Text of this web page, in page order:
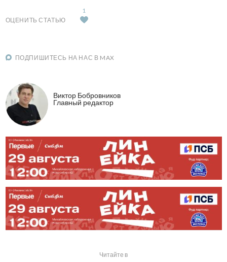
ОЦЕНИТЬ СТАТЬЮ
1
ПОДПИШИТЕСЬ НА НАС В MAX
Виктор Бобровников
Главный редактор
Читайте в